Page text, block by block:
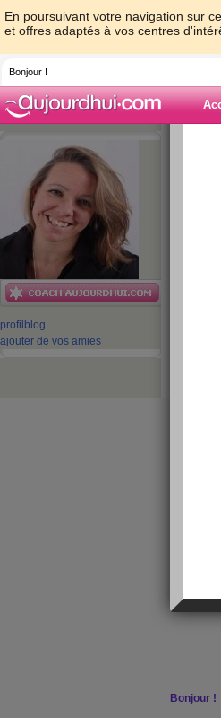
En poursuivant votre navigation sur
et offres adaptés à vos centres
Bonjour !
profil blog
ajouter de vos amies
Bonjour !